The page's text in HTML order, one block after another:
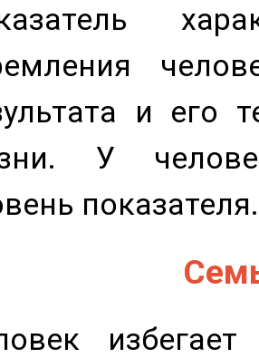
и его
У
показателя.